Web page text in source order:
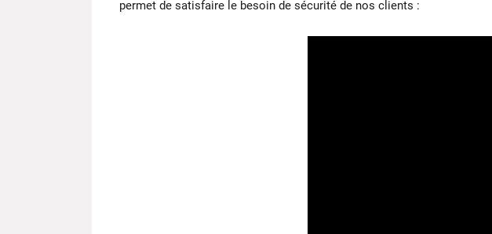
permet de satisfaire le besoin de sécurité de nos clients :